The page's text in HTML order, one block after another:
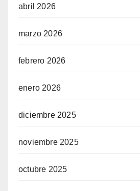
abril 2026
marzo 2026
febrero 2026
enero 2026
diciembre 2025
noviembre 2025
octubre 2025